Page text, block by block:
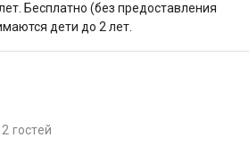
Бесплатно (без предоставления
дети до 2 лет.
гостей